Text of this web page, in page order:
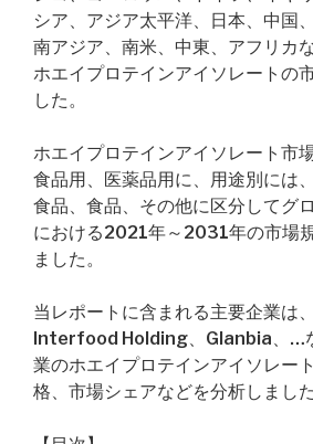
シア、アジア太平洋、日本、中国
南アジア、南米、中東、アフリカ
ホエイプロテインアイソレートの
した。
ホエイプロテインアイソレート市
食品用、医薬品用に、用途別には
食品、食品、その他に区分してグ
における2021年～2031年の市場
ました。
当レポートに含まれる主要企業は
Interfood Holding、Glanbia、…
業のホエイプロテインアイソレー
格、市場シェアなどを分析しました